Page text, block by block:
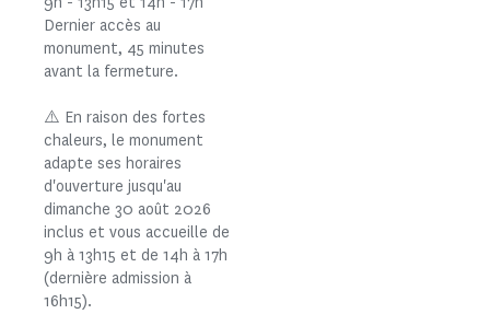
Dernier accès au
monument, 45 minutes
avant la fermeture.
⚠️ En raison des fortes
chaleurs, le monument
adapte ses horaires
d'ouverture jusqu'au
dimanche 30 août 2026
inclus et vous accueille de
9h à 13h15 et de 14h à 17h
(dernière admission à
16h15).